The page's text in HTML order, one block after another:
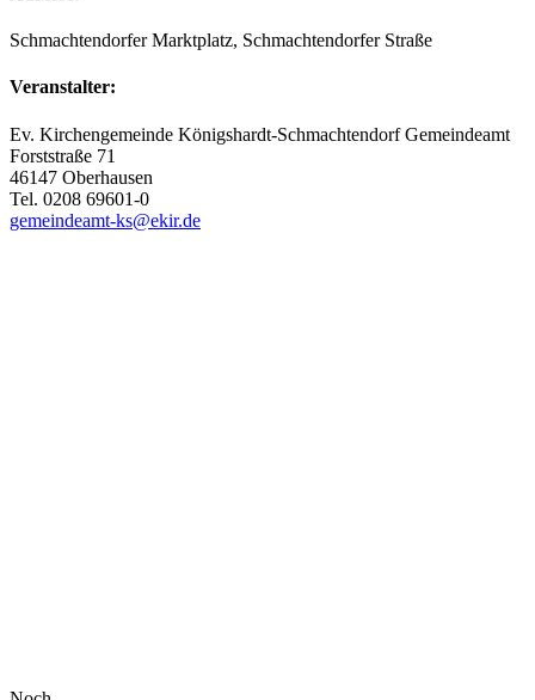
Schmachtendorfer Marktplatz, Schmachtendorfer Straße
Veranstalter:
Ev. Kirchengemeinde Königshardt-Schmachtendorf Gemeindeamt
Forststraße 71
46147 Oberhausen
Tel. 0208 69601-0
gemeindeamt-ks@ekir.de